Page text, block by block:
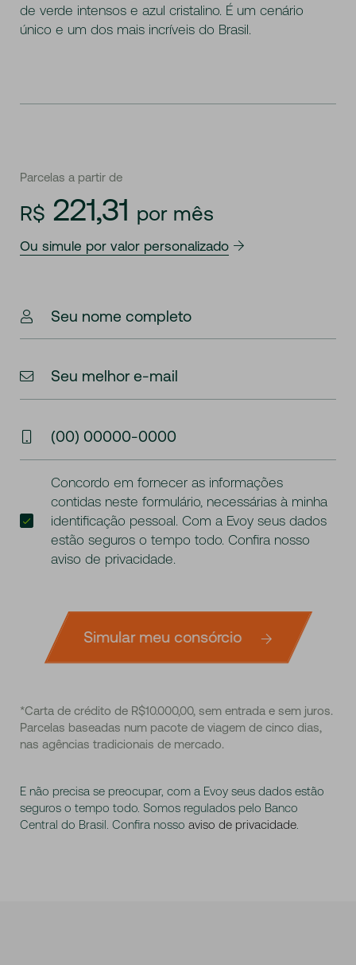
de verde intensos e azul cristalino. É um cenário
único e um dos mais incríveis do Brasil.
Parcelas a partir de
R$ 221,31 por mês
Ou simule por valor personalizado
Seu nome completo
Seu melhor e-mail
(00) 00000-0000
Concordo em fornecer as informações
contidas neste formulário, necessárias à minha
identificação pessoal. Com a Evoy seus dados
estão seguros o tempo todo. Confira nosso
aviso de privacidade.
Simular meu consórcio
*Carta de crédito de R$10.000,00, sem entrada e sem juros.
Parcelas baseadas num pacote de viagem de cinco dias,
nas agências tradicionais de mercado.
E não precisa se preocupar, com a Evoy seus dados estão
seguros o tempo todo. Somos regulados pelo Banco
Central do Brasil. Confira nosso aviso de privacidade.